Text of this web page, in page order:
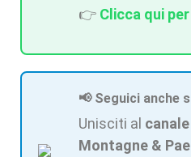
👉 Clicca qui
📢 Seguici anche
Unisciti al
Montagne &